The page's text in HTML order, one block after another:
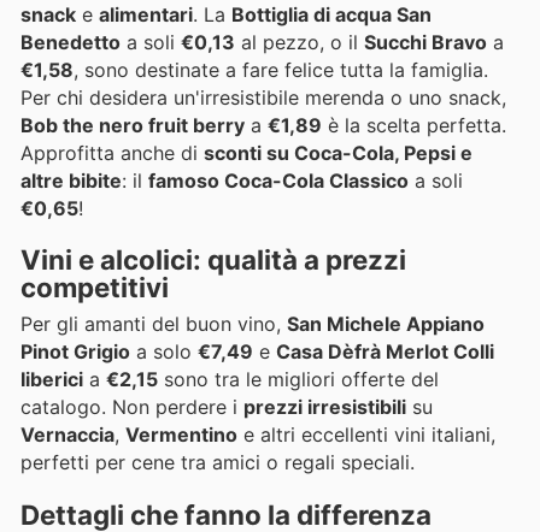
snack e alimentari. La Bottiglia di acqua San
Benedetto a soli €0,13 al pezzo, o il Succhi Bravo a
€1,58, sono destinate a fare felice tutta la famiglia.
Per chi desidera un'irresistibile merenda o uno snack,
Bob the nero fruit berry a €1,89 è la scelta perfetta.
Approfitta anche di sconti su Coca-Cola, Pepsi e
altre bibite: il famoso Coca-Cola Classico a soli
€0,65!
Vini e alcolici: qualità a prezzi
competitivi
Per gli amanti del buon vino, San Michele Appiano
Pinot Grigio a solo €7,49 e Casa Dèfrà Merlot Colli
Iiberici a €2,15 sono tra le migliori offerte del
catalogo. Non perdere i prezzi irresistibili su
Vernaccia, Vermentino e altri eccellenti vini italiani,
perfetti per cene tra amici o regali speciali.
Dettagli che fanno la differenza